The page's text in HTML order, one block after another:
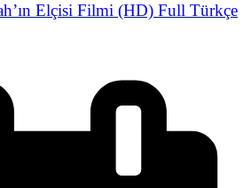
Elçisi Filmi (HD) Full Türkçe